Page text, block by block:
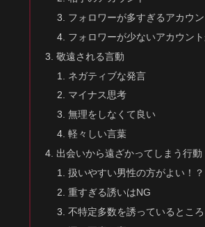
フォロワーが多すぎるアカウン
フォロワーが少ないアカウン
敬遠される言動
ネガティブな発言
マイナス思考
無理をしなくて良い
軽々しい言葉
出会いから遠ざかってしまう行動
扱いやすい男性の方がよい！？
重すぎる誘いはNG
不特定多数を誘っているとこ